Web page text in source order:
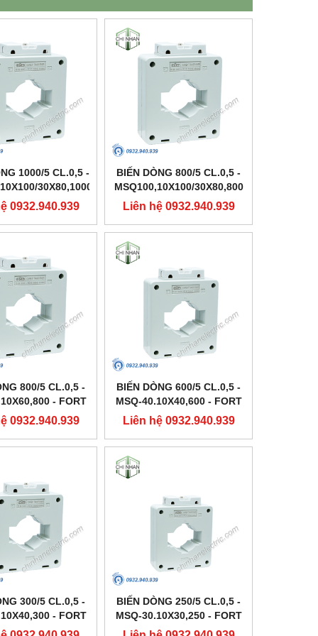
1000/5 CL.0,5 -
30X80,1000
- FORT
0932.940.939
BIẾN DÒNG 800/5 CL.0,5 -
MSQ100,10X100/30X80,800
- FORT
Liên hệ 0932.940.939
800/5 CL.0,5 -
- FORT
0932.940.939
BIẾN DÒNG 600/5 CL.0,5 -
MSQ-40.10X40,600 - FORT
Liên hệ 0932.940.939
300/5 CL.0,5 -
- FORT
BIẾN DÒNG 250/5 CL.0,5 -
MSQ-30.10X30,250 - FORT